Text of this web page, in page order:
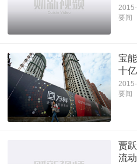
要闻
宝
十亿
要闻
贾
流